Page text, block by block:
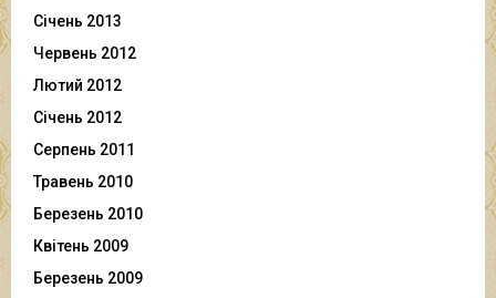
Січень 2013
Червень 2012
Лютий 2012
Січень 2012
Серпень 2011
Травень 2010
Березень 2010
Квітень 2009
Березень 2009